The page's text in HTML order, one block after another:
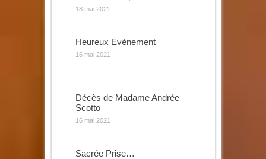
18 mai 2021
Heureux Evènement
16 mai 2021
Décès de Madame Andrée
Scotto
16 mai 2021
Sacrée Prise…